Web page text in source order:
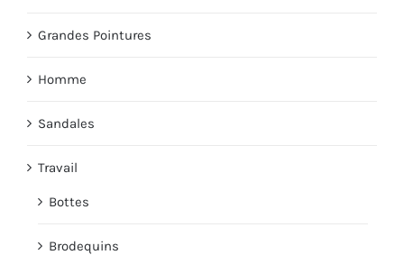
Grandes Pointures
Homme
Sandales
Travail
Bottes
Brodequins